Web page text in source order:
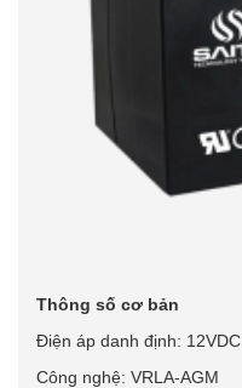
Thông số cơ bản
Điện áp danh định: 12VDC
Công nghệ: VRLA-AGM